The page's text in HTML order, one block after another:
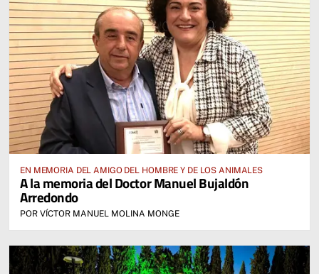
EN MEMORIA DEL AMIGO DEL HOMBRE Y DE LOS ANIMALES
A la memoria del Doctor Manuel Bujaldón
Arredondo
POR VÍCTOR MANUEL MOLINA MONGE